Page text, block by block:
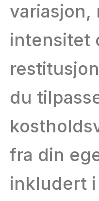
variasjon,
intensitet
du
fra din
inkludert